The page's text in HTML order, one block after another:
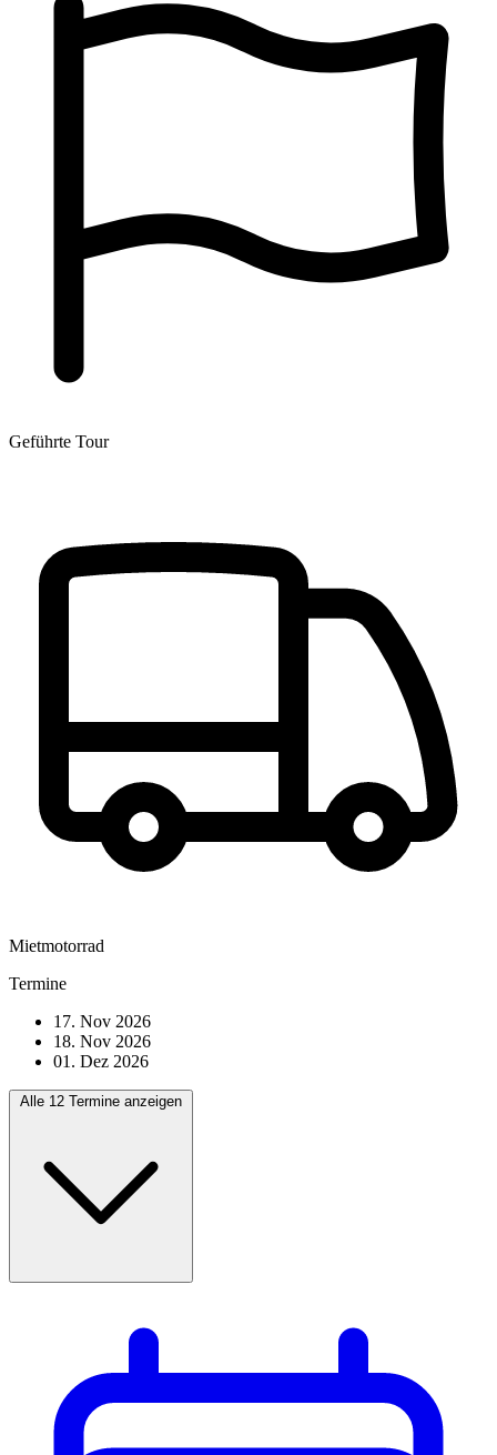
Geführte Tour
Mietmotorrad
Termine
17. Nov 2026
18. Nov 2026
01. Dez 2026
Alle 12 Termine anzeigen